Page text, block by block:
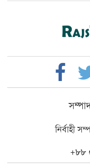
নির্বাহী
+৮৮